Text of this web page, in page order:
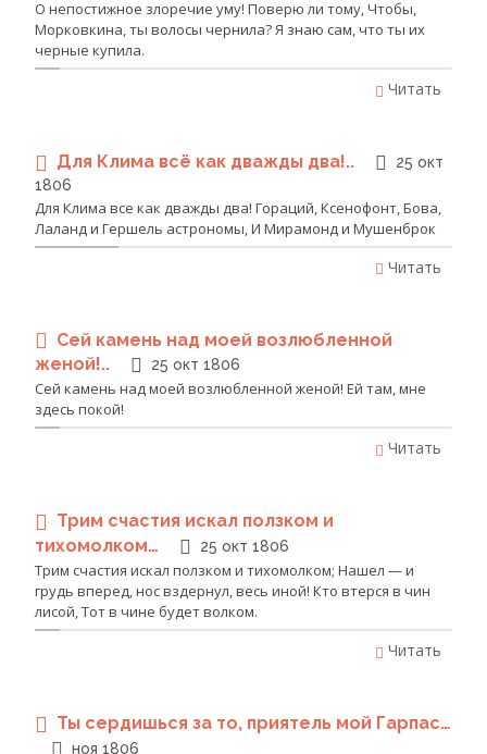
О непостижное злоречие уму! Поверю ли тому, Чтобы,
Морковкина, ты волосы чернила? Я знаю сам, что ты их
черные купила.
Читать
Для Клима всё как дважды два!..
25 окт
1806
Для Клима все как дважды два! Гораций, Ксенофонт, Бова,
Лаланд и Гершель астрономы, И Мирамонд и Мушенброк
Читать
Сей камень над моей возлюбленной
женой!..
25 окт 1806
Сей камень над моей возлюбленной женой! Ей там, мне
здесь покой!
Читать
Трим счастия искал ползком и
тихомолком…
25 окт 1806
Трим счастия искал ползком и тихомолком; Нашел — и
грудь вперед, нос вздернул, весь иной! Кто втерся в чин
лисой, Тот в чине будет волком.
Читать
Ты сердишься за то, приятель мой Гарпас…
ноя 1806